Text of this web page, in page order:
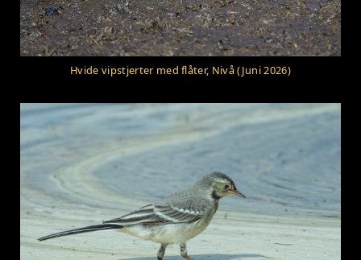
Hvide vipstjerter med flåter, Nivå (Juni 2026)